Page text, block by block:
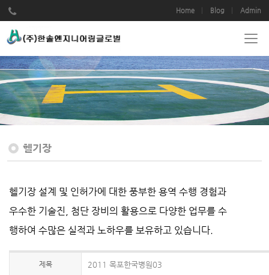
Home Blog Admin
헬기장
헬기장 설계 및 인허가에 대한 풍부한 용역 수행 경험과
우수한 기술진, 첨단 장비의 활용으로 다양한 업무를 수
행하여 수많은 실적과 노하우를 보유하고 있습니다.
제목 2011 목포한국병원03